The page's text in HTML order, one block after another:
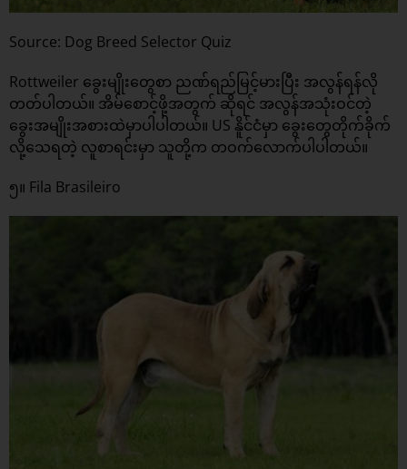
Source: Dog Breed Selector Quiz
Rottweiler ခွေးမျိုးတွေစာ ညဏ်ရည်မြင့်မားပြီး အလွန်ရန်လို
တတ်ပါတယ်။ အိမ်စောင့်ဖို့အတွက် ဆိုရင် အလွန်အသုံးဝင်တဲ့
ခွေးအမျိုးအစားထဲမှာပါပါတယ်။ US နိူင်ငံမှာ ခွေးတွေတိုက်ခိုက်
လို့သေရတဲ့ လူစာရင်းမှာ သူတို့က တဝက်လောက်ပါပါတယ်။
၅။ Fila Brasileiro